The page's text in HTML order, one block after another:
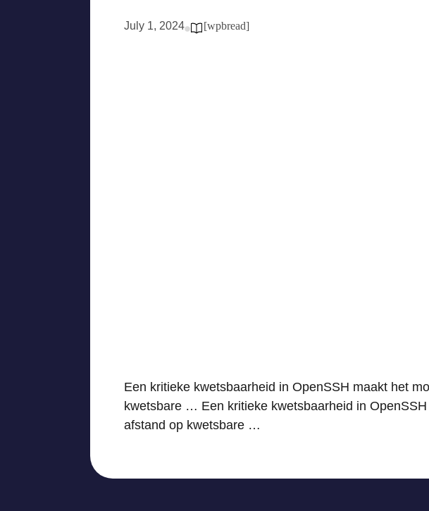
July 1, 2024 [wpbread]
Een kritieke kwetsbaarheid in OpenSSH maakt het
kwetsbare … Een kritieke kwetsbaarheid in
afstand op kwetsbare …